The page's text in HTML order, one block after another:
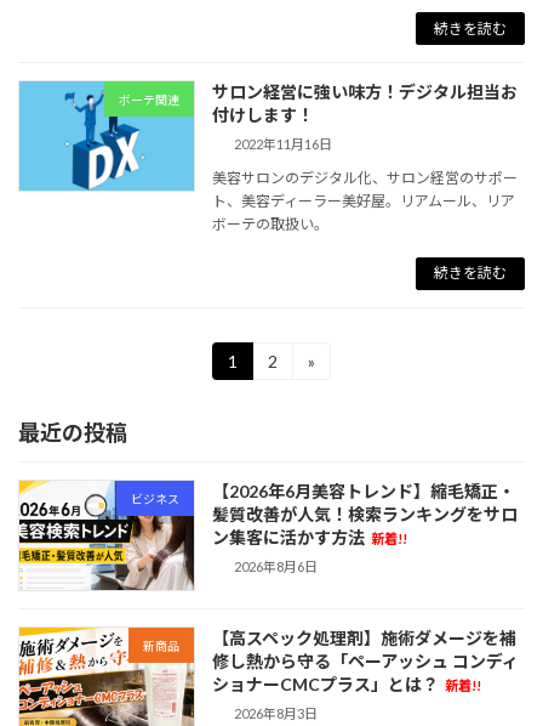
続きを読む
ボーテ関連
サロン経営に強い味方！デジタル担当お
付けします！
2022年11月16日
美容サロンのデジタル化、サロン経営のサポー
ト、美容ディーラー美好屋。リアムール、リア
ボーテの取扱い。
続きを読む
の
ペ
ー
ジ
り
固
定
1
固
2 »
最近の投稿
ビジネス
【2026年6月美容トレンド】縮毛矯正・
髪質改善が人気！検索ランキングをサロ
ン集客に活かす方法 新着!!
2026年8月6日
新商品
【高スペック処理剤】施術ダメージを補
修し熱から守る「ペーアッシュ コンディ
ショナーCMCプラス」とは？
新着!!
2026年8月3日